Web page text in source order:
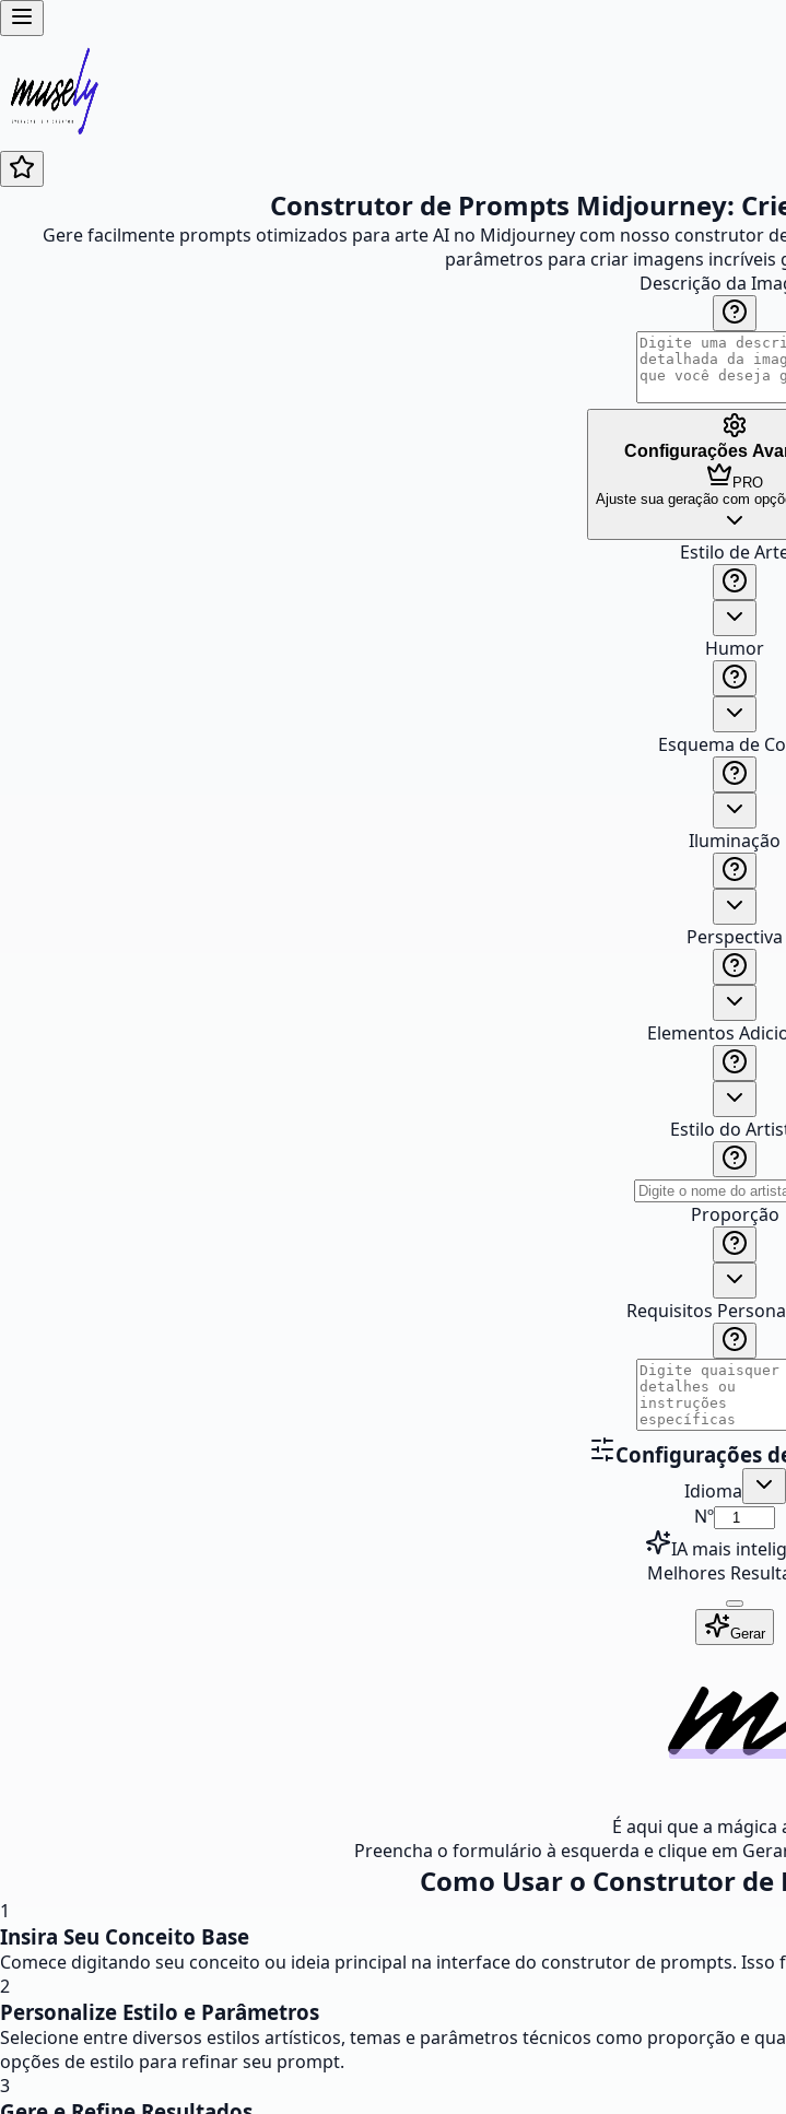
Construtor de Prompts Midjourney:
Gere facilmente prompts otimizados para arte AI no Midjourney com nosso construtor
parâmetros para criar imagens incríveis
Descrição da
Configurações
PRO
Ajuste sua geração com
Estilo de
Humor
Esquema de
Iluminação
Perspectiva
Elementos
Estilo do
Proporção
Requisitos
Configurações
Idioma
Nº
IA mais
Melhores
Gerar
É aqui que a mágica
Preencha o formulário à esquerda e clique em
Como Usar o Construtor
1
Insira Seu Conceito Base
Comece digitando seu conceito ou ideia principal na interface do construtor de prompts. Isso
2
Personalize Estilo e Parâmetros
Selecione entre diversos estilos artísticos, temas e parâmetros técnicos como proporção e
opções de estilo para refinar seu prompt.
3